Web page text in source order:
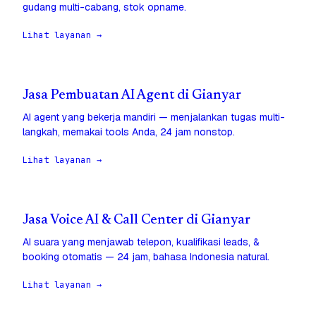
gudang multi-cabang, stok opname.
Lihat layanan →
Jasa Pembuatan AI Agent di Gianyar
AI agent yang bekerja mandiri — menjalankan tugas multi-
langkah, memakai tools Anda, 24 jam nonstop.
Lihat layanan →
Jasa Voice AI & Call Center di Gianyar
AI suara yang menjawab telepon, kualifikasi leads, &
booking otomatis — 24 jam, bahasa Indonesia natural.
Lihat layanan →